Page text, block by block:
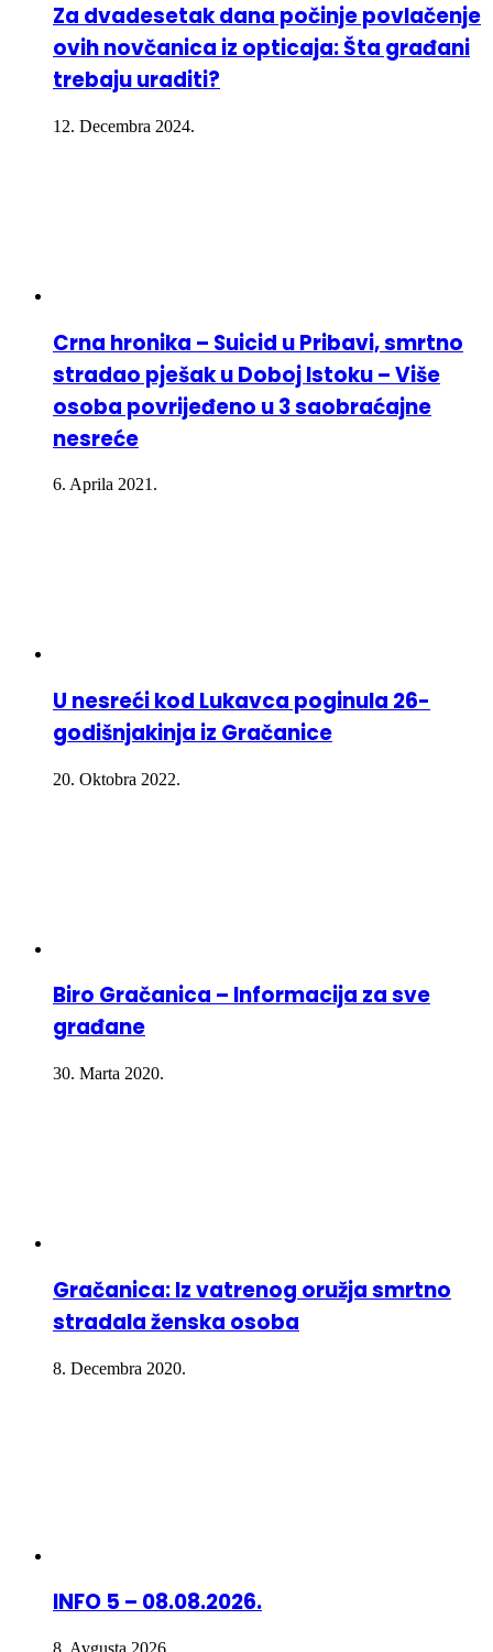
Za dvadesetak dana počinje povlačenje
ovih novčanica iz opticaja: Šta građani
trebaju uraditi?
12. Decembra 2024.
Crna hronika – Suicid u Pribavi, smrtno
stradao pješak u Doboj Istoku – Više
osoba povrijeđeno u 3 saobraćajne
nesreće
6. Aprila 2021.
U nesreći kod Lukavca poginula 26-
godišnjakinja iz Gračanice
20. Oktobra 2022.
Biro Gračanica – Informacija za sve
građane
30. Marta 2020.
Gračanica: Iz vatrenog oružja smrtno
stradala ženska osoba
8. Decembra 2020.
INFO 5 – 08.08.2026.
8. Avgusta 2026.